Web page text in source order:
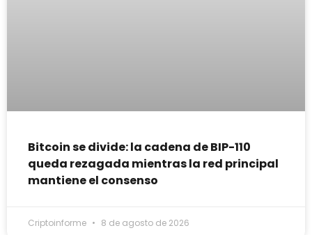
Bitcoin se divide: la cadena de BIP-110
queda rezagada mientras la red principal
mantiene el consenso
Criptoinforme 8 de agosto de 2026